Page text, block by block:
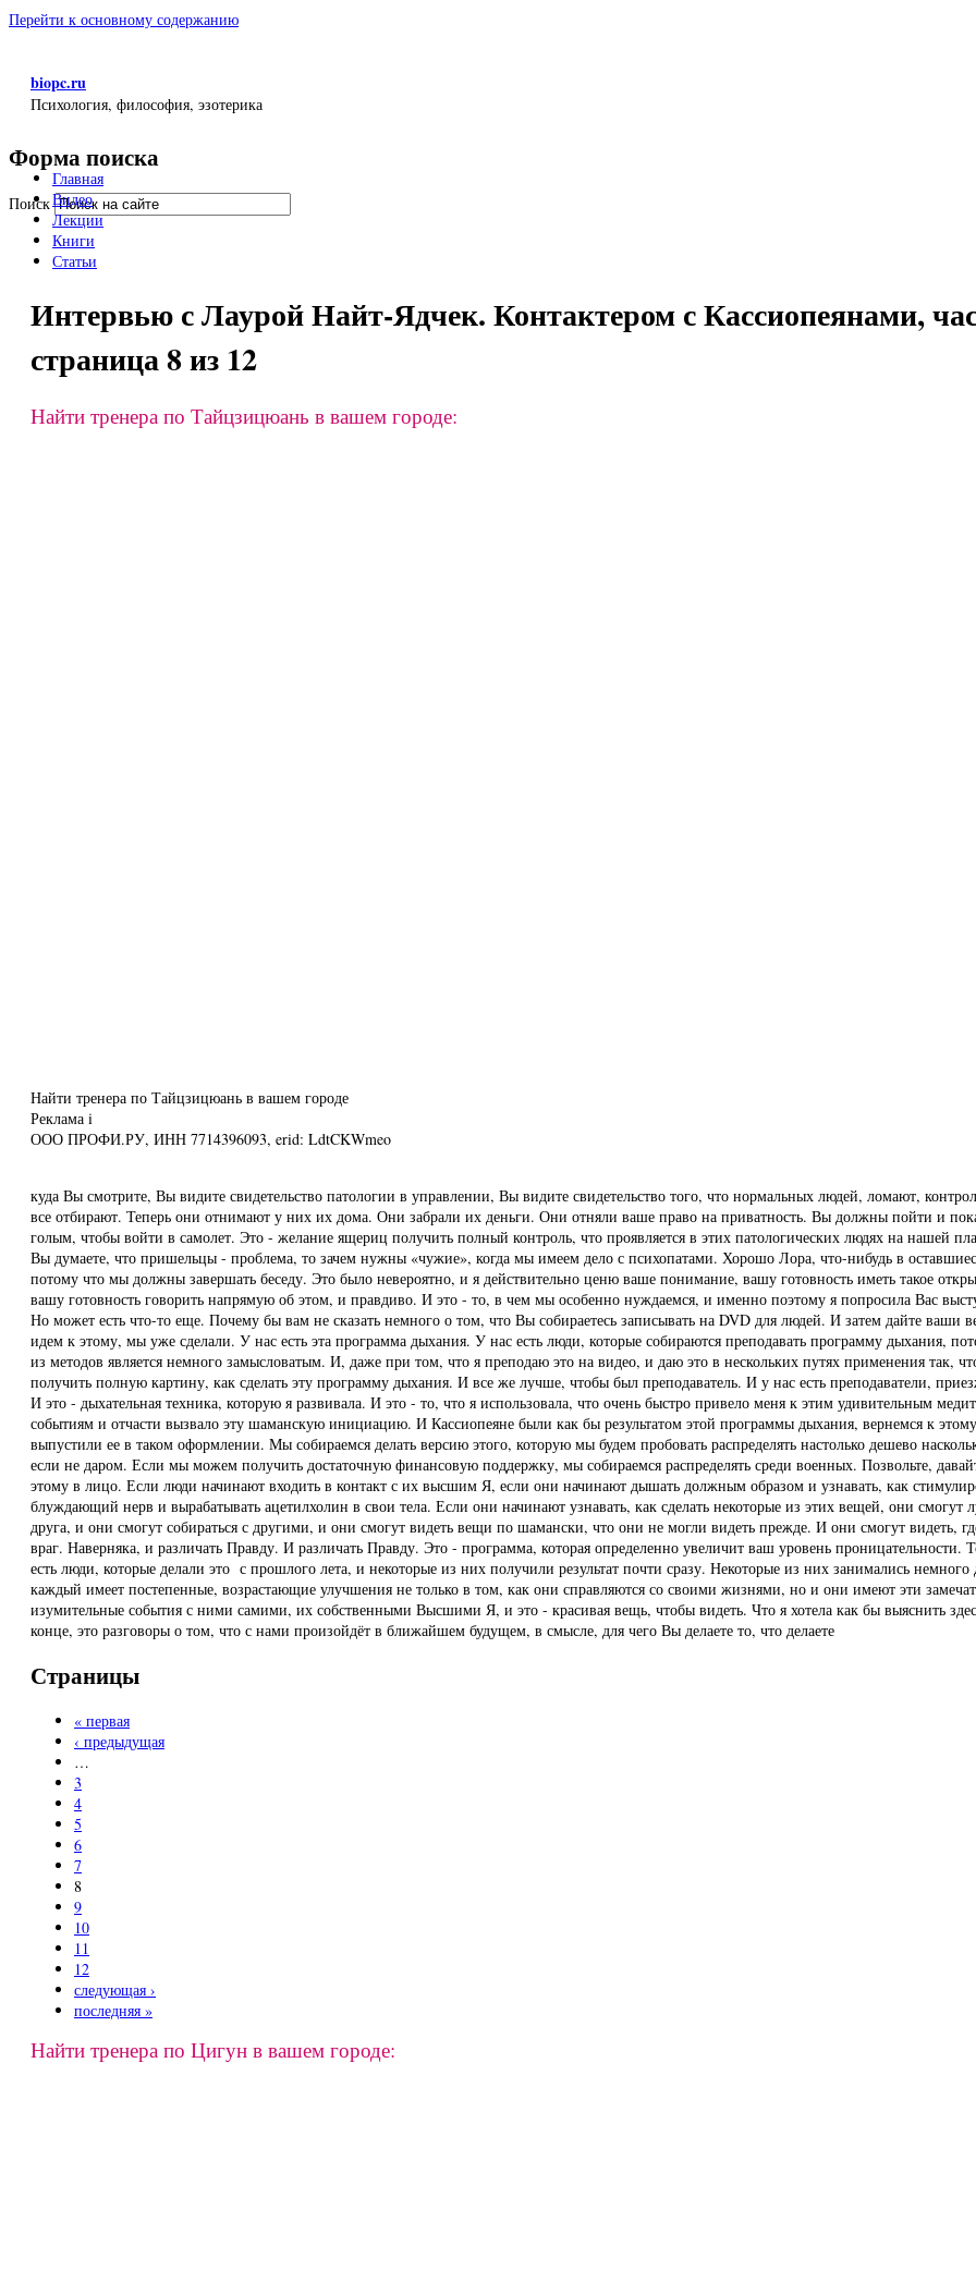
Перейти к основному содержанию
biopc.ru
Психология, философия, эзотерика
Форма поиска
Поиск
Главная
Видео
Лекции
Книги
Статьи
Интервью с Лаурой Найт-Ядчек. Контактером с Кассиопеянами,
страница 8 из 12
Найти тренера по Тайцзицюань в вашем городе:
Найти тренера по Тайцзицюань в вашем городе
Реклама i
ООО ПРОФИ.РУ, ИНН 7714396093, erid: LdtCKWmeo
куда Вы смотрите, Вы видите свидетельство патологии в управлении, Вы видите свидетельство того, что нормальных людей, ломают,
все отбирают. Теперь они отнимают у них их дома. Они забрали их деньги. Они отняли ваше право на приватность. Вы должны пойти и
голым, чтобы войти в самолет. Это - желание ящериц получить полный контроль, что проявляется в этих патологических людях на нашей
Вы думаете, что пришельцы - проблема, то зачем нужны «чужие», когда мы имеем дело с психопатами. Хорошо Лора, что-нибудь в
потому что мы должны завершать беседу. Это было невероятно, и я действительно ценю ваше понимание, вашу готовность иметь такое
вашу готовность говорить напрямую об этом, и правдиво. И это - то, в чем мы особенно нуждаемся, и именно поэтому я попросила Вас
Но может есть что-то еще. Почему бы вам не сказать немного о том, что Вы собираетесь записывать на DVD для людей. И затем дайте ваши
идем к этому, мы уже сделали. У нас есть эта программа дыхания. У нас есть люди, которые собираются преподавать программу дыхания,
из методов является немного замысловатым. И, даже при том, что я преподаю это на видео, и даю это в нескольких путях применения так,
получить полную картину, как сделать эту программу дыхания. И все же лучше, чтобы был преподаватель. И у нас есть преподаватели,
И это - дыхательная техника, которую я развивала. И это - то, что я использовала, что очень быстро привело меня к этим удивительным
событиям и отчасти вызвало эту шаманскую инициацию. И Кассиопеяне были как бы результатом этой программы дыхания, вернемся к
выпустили ее в таком оформлении. Мы собираемся делать версию этого, которую мы будем пробовать распределять настолько дешево
если не даром. Если мы можем получить достаточную финансовую поддержку, мы собираемся распределять среди военных. Позвольте,
этому в лицо. Если люди начинают входить в контакт с их высшим Я, если они начинают дышать должным образом и узнавать, как
блуждающий нерв и вырабатывать ацетилхолин в свои тела. Если они начинают узнавать, как сделать некоторые из этих вещей, они смогут
друга, и они смогут собираться с другими, и они смогут видеть вещи по шамански, что они не могли видеть прежде. И они смогут видеть,
враг. Наверняка, и различать Правду. И различать Правду. Это - программа, которая определенно увеличит ваш уровень проницательности.
есть люди, которые делали это с прошлого лета, и некоторые из них получили результат почти сразу. Некоторые из них занимались
каждый имеет постепенные, возрастающие улучшения не только в том, как они справляются со своими жизнями, но и они имеют эти
изумительные события с ними самими, их собственными Высшими Я, и это - красивая вещь, чтобы видеть. Что я хотела как бы выяснить
конце, это разговоры о том, что с нами произойдёт в ближайшем будущем, в смысле, для чего Вы делаете то, что делаете
Страницы
« первая
‹ предыдущая
…
3
4
5
6
7
8
9
10
11
12
следующая ›
последняя »
Найти тренера по Цигун в вашем городе: